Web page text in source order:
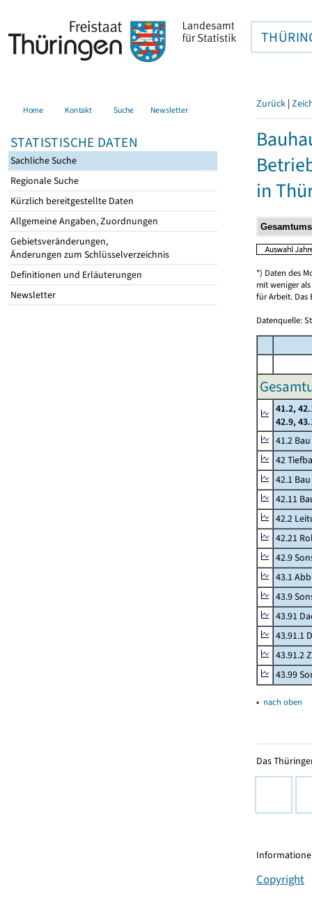
Home Kontakt Suche Newsletter
STATISTISCHE DATEN
Sachliche Suche
Regionale Suche
Kürzlich bereitgestellte Daten
Allgemeine Angaben, Zuordnungen
Gebietsveränderungen,
Änderungen zum Schlüsselverzeichnis
Definitionen und Erläuterungen
Newsletter
Zurück |
in
*) Daten des
mit weniger
für Arbeit. Das
Datenquelle:
41.2,
42.9,
41.2
42
42.1
42.11
42.2
42.21
42.9
43.1
43.9
43.91
43.91.1
43.91.2
43.99
▴ nach oben
Das
Copyright